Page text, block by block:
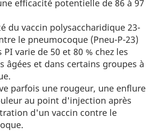
efficacité potentielle de 86 à 97
du vaccin polysaccharidique 23-
le pneumocoque (Pneu-P-23)
PI varie de 50 et 80 % chez les
âgées et dans certains groupes à
parfois une rougeur, une enflure
au point d'injection après
d'un vaccin contre le